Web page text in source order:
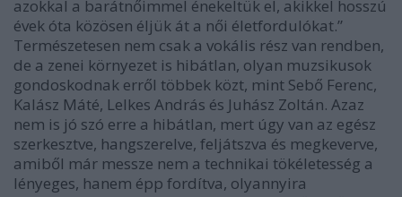
azokkal a barátnőimmel énekeltük el, akikkel hosszú
évek óta közösen éljük át a női életfordulókat.”
Természetesen nem csak a vokális rész van rendben,
de a zenei környezet is hibátlan, olyan muzsikusok
gondoskodnak erről többek közt, mint Sebő Ferenc,
Kalász Máté, Lelkes András és Juhász Zoltán. Azaz
nem is jó szó erre a hibátlan, mert úgy van az egész
szerkesztve, hangszerelve, feljátszva és megkeverve,
amiből már messze nem a technikai tökéletesség a
lényeges, hanem épp fordítva, olyannyira